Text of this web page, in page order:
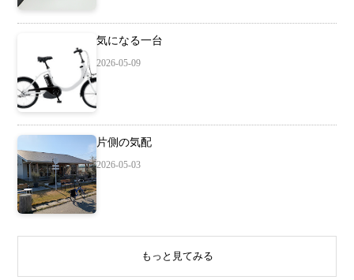
気になる一台
2026-05-09
片側の気配
2026-05-03
もっと見てみる